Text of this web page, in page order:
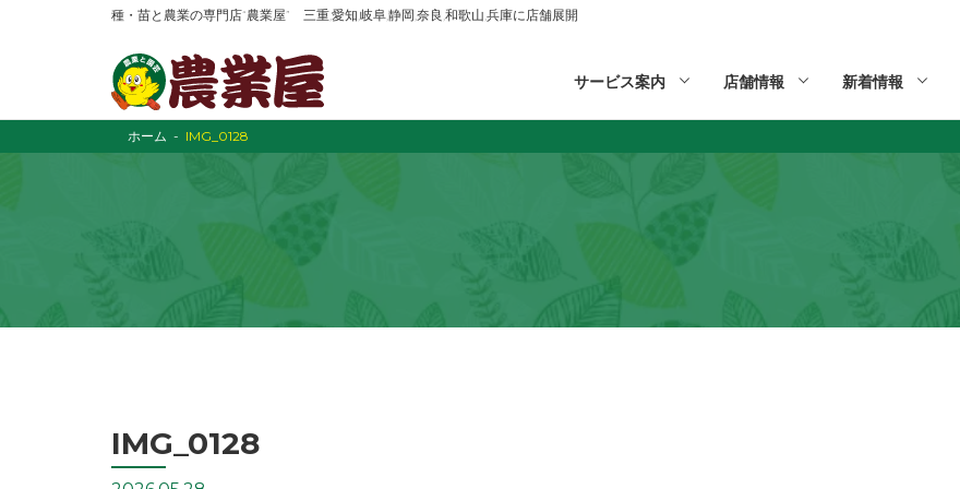
種・苗と農業の専門店“農業屋” 三重,愛知,岐阜,静岡,奈良,和歌山,兵庫に店舗展開
サービス案内 店舗情報 新着情報
ホーム IMG_0128
IMG_0128